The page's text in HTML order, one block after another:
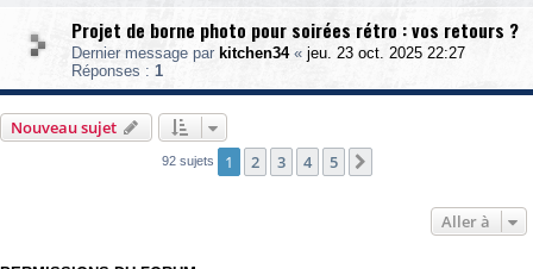
Projet de borne photo pour soirées rétro : vos retours ?
Dernier message par kitchen34« jeu. 23 oct. 2025 22:27
Réponses : 1
Nouveau sujet
92 sujets 1 2 3 4 5
Aller à